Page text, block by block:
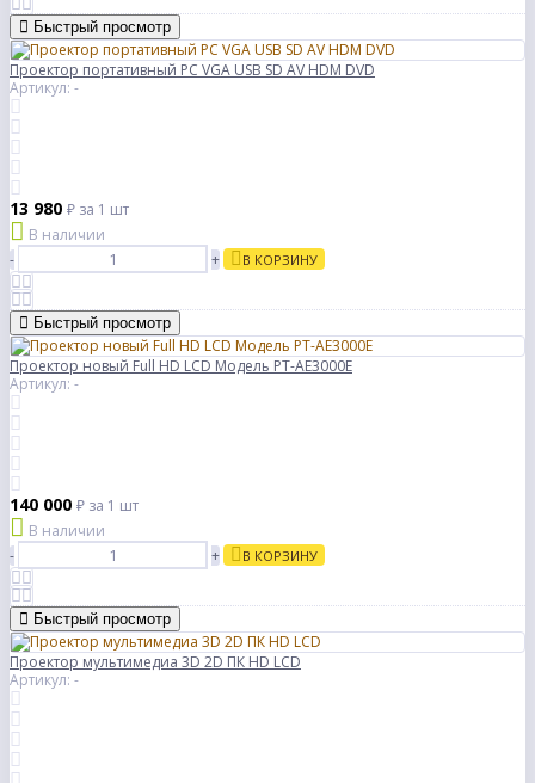
Быстрый просмотр
Проектор портативный PC VGA USB SD AV HDM DVD
Артикул: -
13 980 ₽ за 1 шт
В наличии
-
+ В КОРЗИНУ
Быстрый просмотр
Проектор новый Full HD LCD Модель PT-AE3000E
Артикул: -
140 000 ₽ за 1 шт
В наличии
-
+ В КОРЗИНУ
Быстрый просмотр
Проектор мультимедиа 3D 2D ПК HD LCD
Артикул: -